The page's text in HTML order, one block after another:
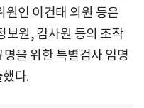
원인 이건태 의원 등은
보원, 감사원 등의 조작
을 위한 특별검사 임명
다.